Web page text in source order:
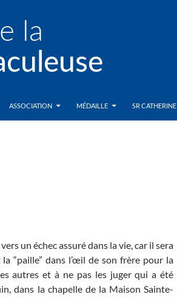
ASSOCIATION MÉDAILLE SR CATHERINE
un échec assuré dans la vie, car il sera
“paille” dans l’œil de son frère pour la
autres et à ne pas les juger qui a été
dans la chapelle de la Maison Sainte-